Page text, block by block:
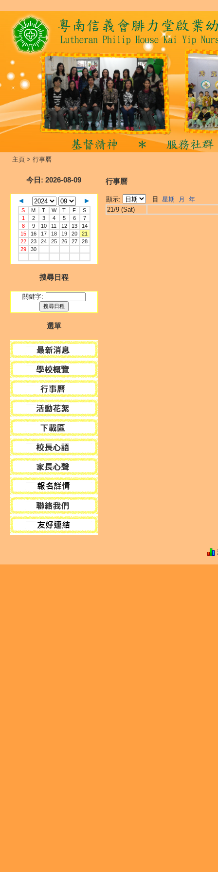
主頁 > 行事曆
今日 : 2026-08-09
S M T W T F
S
1
2 3 4 5 6
7
8
9 10 11 12 13
14
15
16 17 18 19 20
21
22
23 24 25 26 27
28
29
30
搜尋日程
關鍵字:
選單
行事曆
顯示: 日 星期 月
年
21/9 (Sat)